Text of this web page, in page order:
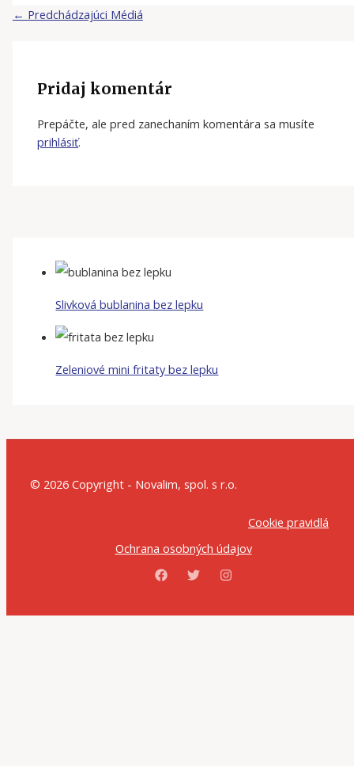
← Predchádzajúci Médiá
Pridaj komentár
Prepáčte, ale pred zanechaním komentára sa musíte
prihlásiť.
Slivková bublanina bez lepku
Zeleniové mini fritaty bez lepku
© 2026 Copyright - Novalim, spol. s r.o.
Cookie pravidlá
Ochrana osobných údajov